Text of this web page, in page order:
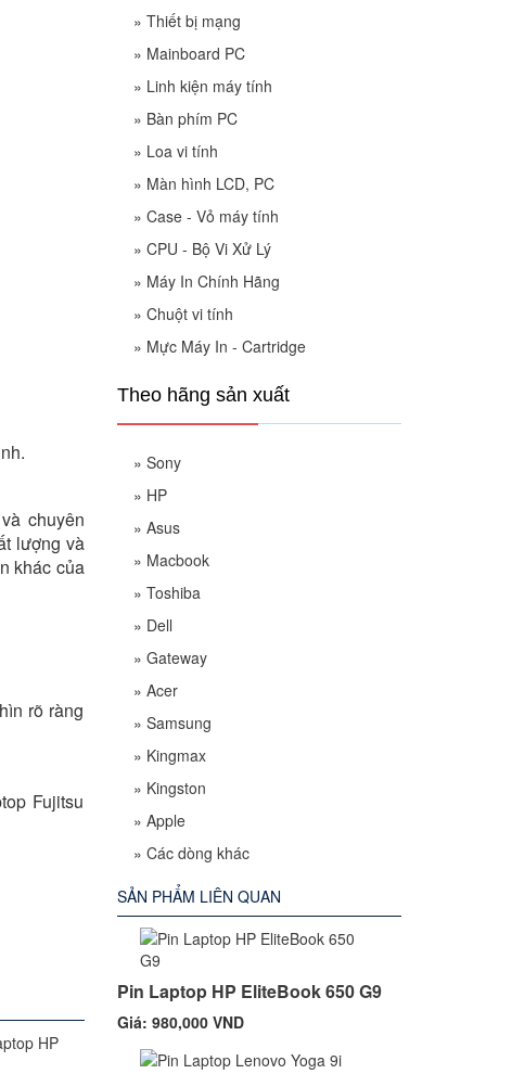
chuyên
lượng và
khác của
rõ ràng
Fujitsu
» Thiết bị mạng
» Mainboard PC
» Linh kiện máy tính
» Bàn phím PC
» Loa vi tính
» Màn hình LCD, PC
» Case - Vỏ máy tính
» CPU - Bộ Vi Xử Lý
» Máy In Chính Hãng
» Chuột vi tính
» Mực Máy In - Cartridge
Theo hãng sản xuất
» Sony
» HP
» Asus
» Macbook
» Toshiba
» Dell
» Gateway
» Acer
» Samsung
» Kingmax
» Kingston
» Apple
» Các dòng khác
SẢN PHẨM LIÊN QUAN
Pin Laptop HP EliteBook 650 G9
Giá: 980,000 VND